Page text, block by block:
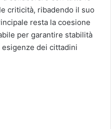
criticità, ribadendo il suo
resta la coesione
per garantire stabilità
dei cittadini